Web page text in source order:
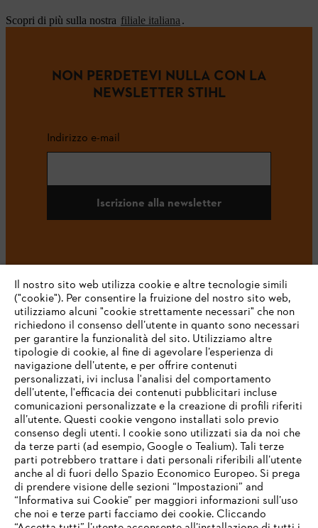
Scopri di più sulla nostra filiale italiana .
NON PERDETEVI NULLA CON LA
NEWSLETTER STIHL
Indirizzo e-mail
Iscrizione alla newsletter
L’azienda
STIHL FAQ
Service
IHR BROWSER WIRD NICHT
Il nostro sito web utilizza cookie e altre tecnologie simili
("cookie"). Per consentire la fruizione del nostro sito web,
utilizziamo alcuni "cookie strettamente necessari" che non
richiedono il consenso dell’utente in quanto sono necessari
per garantire la funzionalità del sito. Utilizziamo altre
tipologie di cookie, al fine di agevolare l’esperienza di
navigazione dell’utente, e per offrire contenuti
personalizzati, ivi inclusa l'analisi del comportamento
dell’utente, l'efficacia dei contenuti pubblicitari incluse
comunicazioni personalizzate e la creazione di profili riferiti
all’utente. Questi cookie vengono installati solo previo
consenso degli utenti. I cookie sono utilizzati sia da noi che
da terze parti (ad esempio, Google o Tealium). Tali terze
parti potrebbero trattare i dati personali riferibili all’utente
anche al di fuori dello Spazio Economico Europeo. Si prega
di prendere visione delle sezioni “Impostazioni” and
“Informativa sui Cookie” per maggiori informazioni sull’uso
che noi e terze parti facciamo dei cookie. Cliccando